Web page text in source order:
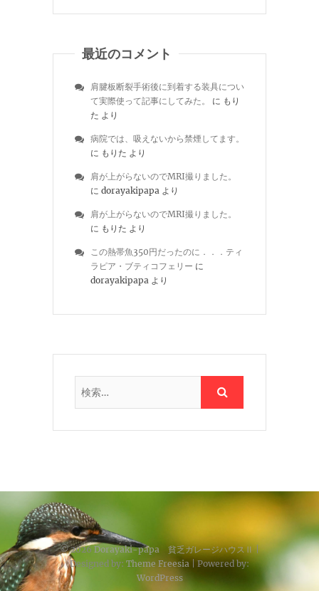
最近のコメント
肩腱板断裂手術後に到着する装具につい
て実際使って記事にしてみた。
に もり
た より
病院では、吸えないから禁煙してます。
に もりた より
肩が上がらないのでMRI撮りました。
に dorayakipapa より
肩が上がらないのでMRI撮りました。
に もりた より
この熱帯魚350円だったのに．．．ティ
ラピア・ブティコフェリー に
dorayakipapa より
© 2026 Dorayaki-papa 貧乏ガレージハウスⅡ
Designed by: Theme Freesia | Powered by:
WordPress